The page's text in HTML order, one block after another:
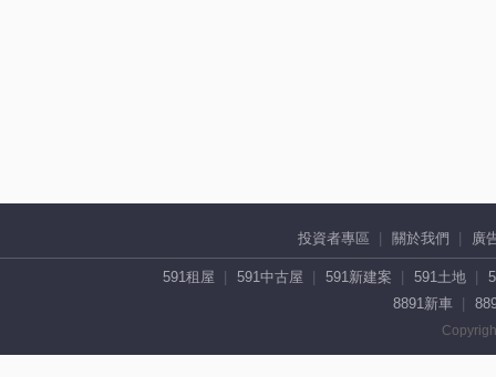
投資者專區 關於我們 廣
591租屋 591中古屋 591新建案 591土地
8891新車